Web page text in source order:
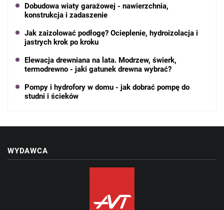
Dobudowa wiaty garażowej - nawierzchnia,
konstrukcja i zadaszenie
Jak zaizolować podłogę? Ocieplenie, hydroizolacja i
jastrych krok po kroku
Elewacja drewniana na lata. Modrzew, świerk,
termodrewno - jaki gatunek drewna wybrać?
Pompy i hydrofory w domu - jak dobrać pompę do
studni i ścieków
WYDAWCA